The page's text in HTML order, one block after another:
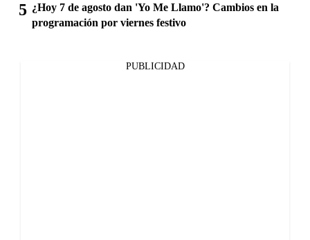
¿Hoy 7 de agosto dan 'Yo Me Llamo'? Cambios en la
programación por viernes festivo
PUBLICIDAD